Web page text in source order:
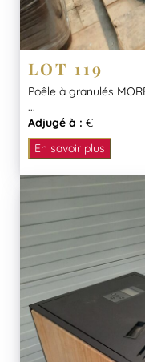
LOT 119
Poêle à granulés
...
Adjugé à : €
En savoir plus